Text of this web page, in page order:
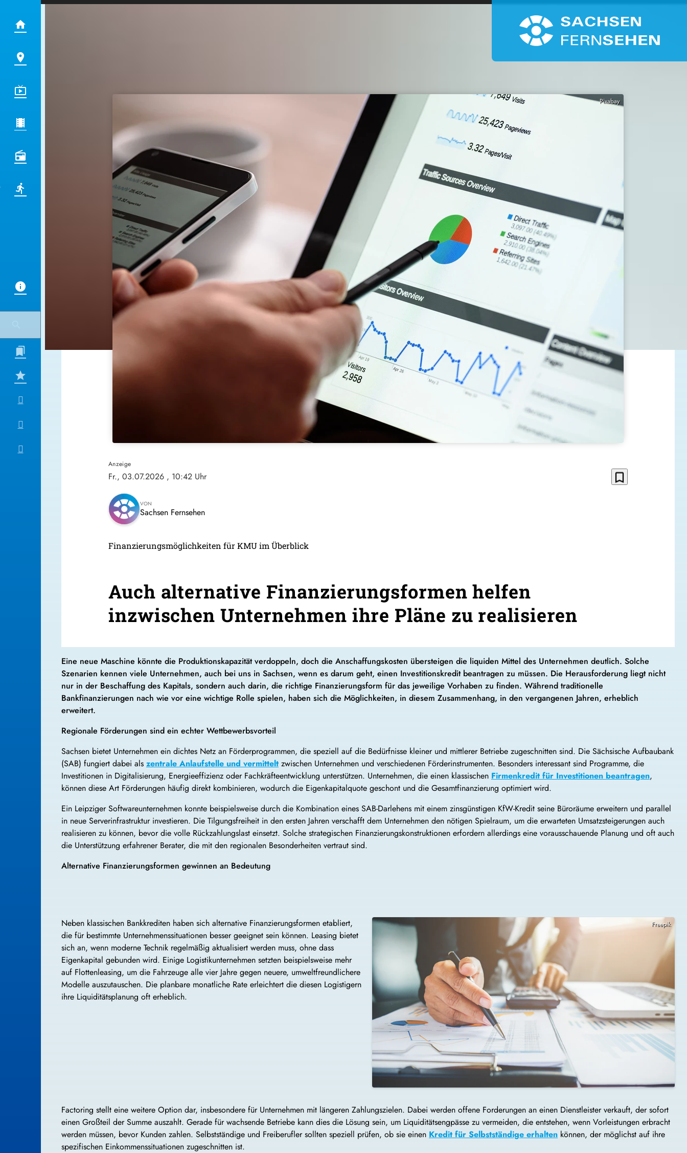
Pixabay
Anzeige
Fr., 03.07.2026 , 10:42 Uhr bookmark_border
VON
Sachsen Fernsehen
Finanzierungsmöglichkeiten für KMU im Überblick
Auch alternative Finanzierungsformen helfen
inzwischen Unternehmen ihre Pläne zu realisieren
Eine neue Maschine könnte die Produktionskapazität verdoppeln, doch die Anschaffungskosten übersteigen die liquiden Mittel des Unternehmen deutlich. Solche
Szenarien kennen viele Unternehmen, auch bei uns in Sachsen, wenn es darum geht, einen Investitionskredit beantragen zu müssen. Die Herausforderung liegt nicht
nur in der Beschaffung des Kapitals, sondern auch darin, die richtige Finanzierungsform für das jeweilige Vorhaben zu finden. Während traditionelle
Bankfinanzierungen nach wie vor eine wichtige Rolle spielen, haben sich die Möglichkeiten, in diesem Zusammenhang, in den vergangenen Jahren, erheblich
erweitert.
Regionale Förderungen sind ein echter Wettbewerbsvorteil
Sachsen bietet Unternehmen ein dichtes Netz an Förderprogrammen, die speziell auf die Bedürfnisse kleiner und mittlerer Betriebe zugeschnitten sind. Die Sächsische Aufbaubank
(SAB) fungiert dabei als zentrale Anlaufstelle und vermittelt zwischen Unternehmen und verschiedenen Förderinstrumenten. Besonders interessant sind Programme, die
Investitionen in Digitalisierung, Energieeffizienz oder Fachkräfteentwicklung unterstützen. Unternehmen, die einen klassischen Firmenkredit für Investitionen beantragen,
können diese Art Förderungen häufig direkt kombinieren, wodurch die Eigenkapitalquote geschont und die Gesamtfinanzierung optimiert wird.
Ein Leipziger Softwareunternehmen konnte beispielsweise durch die Kombination eines SAB-Darlehens mit einem zinsgünstigen KfW-Kredit seine Büroräume erweitern und parallel
in neue Serverinfrastruktur investieren. Die Tilgungsfreiheit in den ersten Jahren verschafft dem Unternehmen den nötigen Spielraum, um die erwarteten Umsatzsteigerungen auch
realisieren zu können, bevor die volle Rückzahlungslast einsetzt. Solche strategischen Finanzierungskonstruktionen erfordern allerdings eine vorausschauende Planung und oft auch
die Unterstützung erfahrener Berater, die mit den regionalen Besonderheiten vertraut sind.
Alternative Finanzierungsformen gewinnen an Bedeutung
Neben klassischen Bankkrediten haben sich alternative Finanzierungsformen etabliert,
die für bestimmte Unternehmenssituationen besser geeignet sein können. Leasing bietet
sich an, wenn moderne Technik regelmäßig aktualisiert werden muss, ohne dass
Eigenkapital gebunden wird. Einige Logistikunternehmen setzten beispielsweise mehr
auf Flottenleasing, um die Fahrzeuge alle vier Jahre gegen neuere, umweltfreundlichere
Modelle auszutauschen. Die planbare monatliche Rate erleichtert die diesen Logistigern
ihre Liquiditätsplanung oft erheblich.
Freepik
Factoring stellt eine weitere Option dar, insbesondere für Unternehmen mit längeren Zahlungszielen. Dabei werden offene Forderungen an einen Dienstleister verkauft, der sofort
einen Großteil der Summe auszahlt. Gerade für wachsende Betriebe kann dies die Lösung sein, um Liquiditätsengpässe zu vermeiden, die entstehen, wenn Vorleistungen erbracht
werden müssen, bevor Kunden zahlen. Selbstständige und Freiberufler sollten speziell prüfen, ob sie einen Kredit für Selbstständige erhalten können, der möglichst auf ihre
spezifischen Einkommenssituationen zugeschnitten ist.